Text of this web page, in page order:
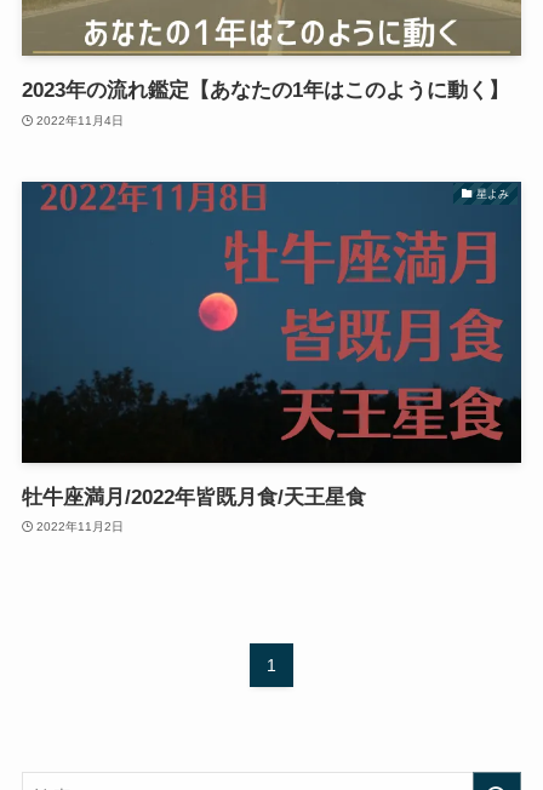
2023年の流れ鑑定【あなたの1年はこのように動く】
2022年11月4日
星よみ
牡牛座満月/2022年皆既月食/天王星食
2022年11月2日
1